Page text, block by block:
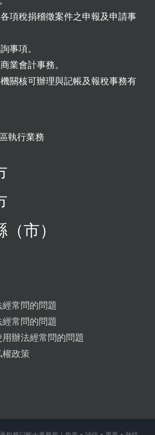
項稅捐稽徵案件之申報及申請事
事項。
業會計事務。
關核可辦理與記帳及報稅事務有
執行業務
市）
常問的問題
常問的問題
辦法經常問的問題
政策